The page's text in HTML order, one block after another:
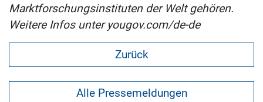
Marktforschungsinstituten der Welt gehören.
Weitere Infos unter yougov.com/de-de
Zurück
Alle Pressemeldungen